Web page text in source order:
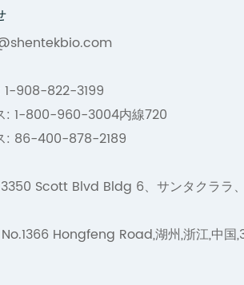
1-908-822-3199
: 1-800-960-3004内線720
: 86-400-878-2189
Scott Blvd Bldg 6、サンタクララ
Hongfeng Road,湖州,浙江,中国